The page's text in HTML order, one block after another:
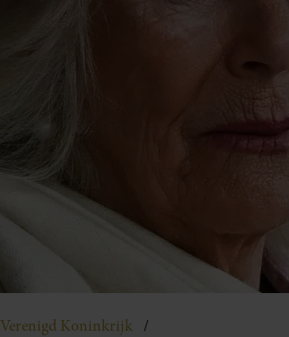
Verenigd Koninkrijk